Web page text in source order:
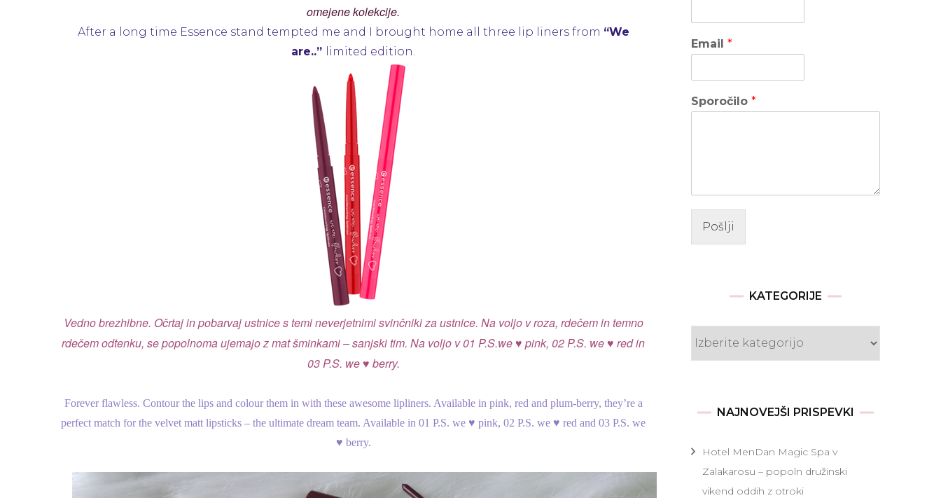
omejene kolekcije.
After a long time Essence stand tempted me and I brought home all three lip liners from “We
are..” limited edition.
Vedno brezhibne. Očrtaj in pobarvaj ustnice s temi neverjetnimi svinčniki za ustnice. Na voljo v roza, rdečem in temno
rdečem odtenku, se popolnoma ujemajo z mat šminkami – sanjski tim. Na voljo v 01 P.S.we ♥ pink, 02 P.S. we ♥ red in
03 P.S. we ♥ berry.
Forever flawless. Contour the lips and colour them in with these awesome lipliners. Available in pink, red and plum-berry, they’re a
perfect match for the velvet matt lipsticks – the ultimate dream team. Available in 01 P.S. we ♥ pink, 02 P.S. we ♥ red and 03 P.S. we
♥ berry.
Email *
Sporočilo *
Pošlji
KATEGORIJE
NAJNOVEJŠI PRISPEVKI
Hotel MenDan Magic Spa v
Zalakarosu – popoln družinski
vikend oddih z otroki